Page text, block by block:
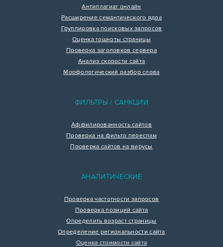
Антиплагиат онлайн
Расширение семантического ядра
Группировка поисковых запросов
Оценка тошноты страницы
Проверка заголовков сервера
Анализ скорости сайта
Морфологический разбор слова
ФИЛЬТРЫ / САНКЦИИ
Аффилированность сайтов
Проверка на фильтр переспам
Проверка сайтов на вирусы
АНАЛИТИЧЕСКИЕ
Проверка частотности запросов
Проверка позиций сайта
Определить возраст страницы
Определение региональности сайта
Оценка стоимости сайта